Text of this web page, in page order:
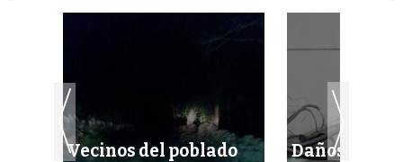
Vecinos del poblado
Daños a